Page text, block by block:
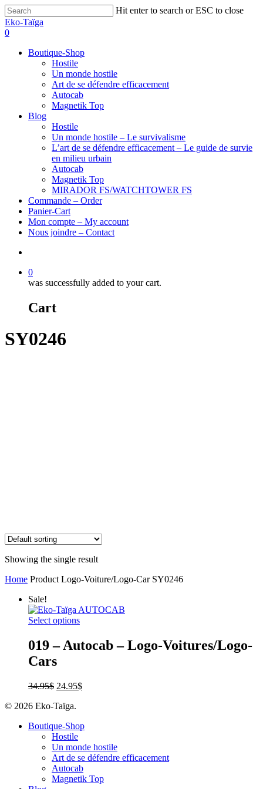
Hit enter to search or ESC to close
Eko-Taïga
0
Boutique-Shop
Hostile
Un monde hostile
Art de se défendre efficacement
Autocab
Magnetik Top
Blog
Hostile
Un monde hostile – Le survivalisme
L’art de se défendre efficacement – Le guide de survie
en milieu urbain
Autocab
Magnetik Top
MIRADOR FS/WATCHTOWER FS
Commande – Order
Panier-Cart
Mon compte – My account
Nous joindre – Contact
0
was successfully added to your cart.
Cart
SY0246
Showing the single result
Home Product Logo-Voiture/Logo-Car SY0246
Sale!
Select options
019 – Autocab – Logo-Voitures/Logo-
Cars
34.95$ 24.95$
© 2026 Eko-Taïga.
Boutique-Shop
Hostile
Un monde hostile
Art de se défendre efficacement
Autocab
Magnetik Top